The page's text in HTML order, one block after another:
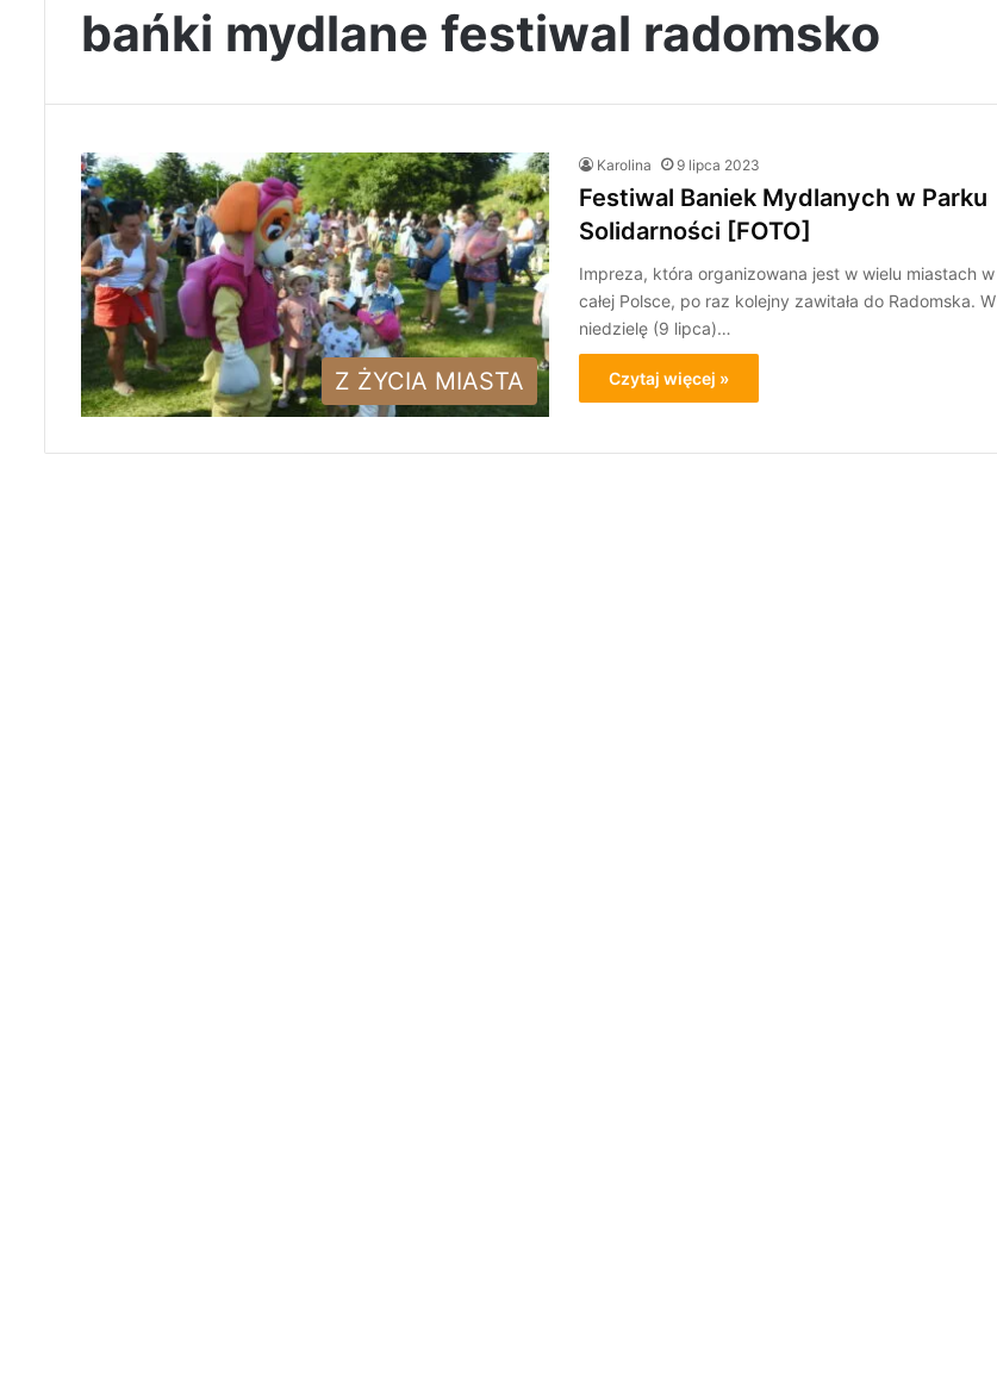
bańki mydlane festiwal radomsko
Z ŻYCIA MIASTA
Karolina 9 lipca 2023
Festiwal Baniek Mydlanych w Parku
Solidarności [FOTO]
Impreza, która organizowana jest w wielu miastach w
całej Polsce, po raz kolejny zawitała do Radomska. W
niedzielę (9 lipca)…
Czytaj więcej »